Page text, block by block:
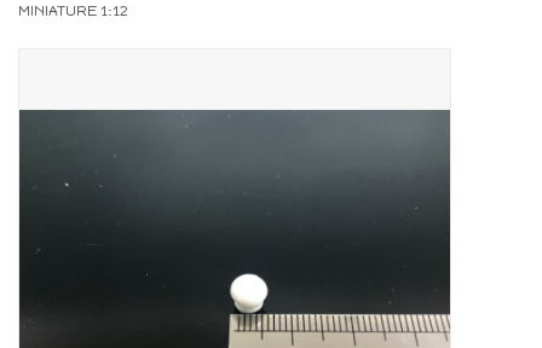
1/48ème
Fournitures bricolage
Bois
MINIATURE 1:12